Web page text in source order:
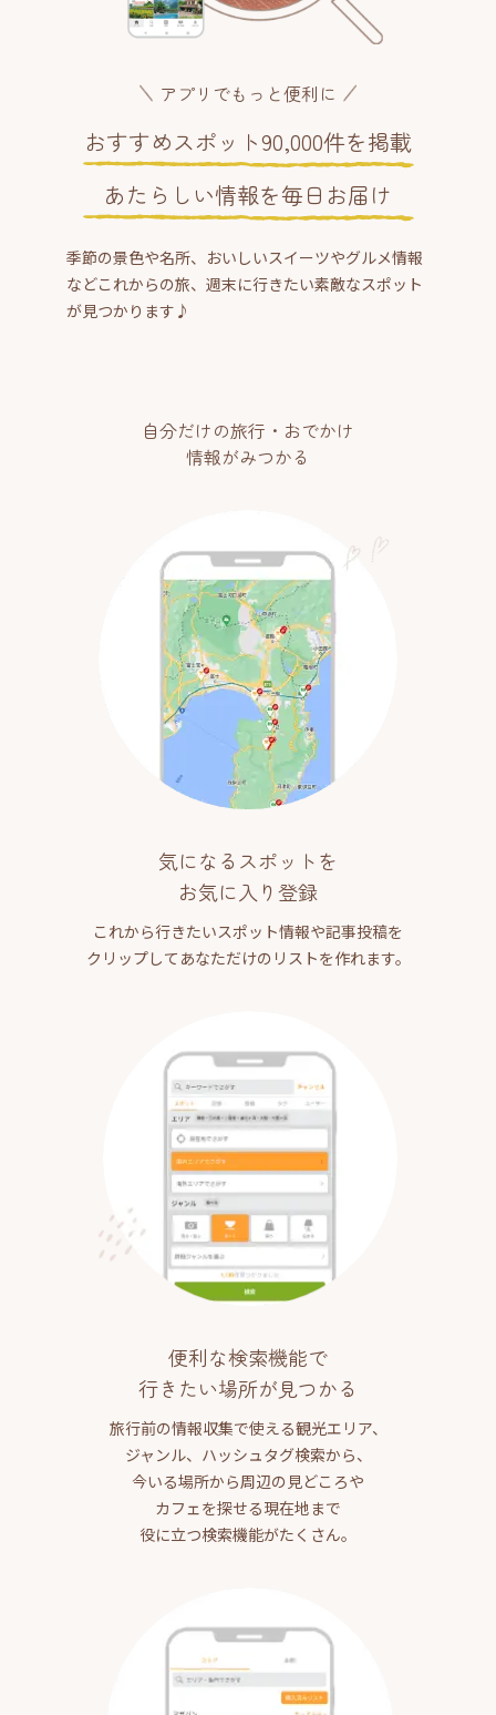
アプリでもっと便利に
おすすめスポット90,000件を掲載
あたらしい情報を毎日お届け
季節の景色や名所、おいしいスイーツやグルメ情報
などこれからの旅、週末に行きたい素敵なスポット
が見つかります♪
自分だけの旅行・おでかけ
情報がみつかる
気になるスポットを
お気に入り登録
これから行きたいスポット情報や記事投稿を
クリップしてあなただけのリストを作れます。
便利な検索機能で
行きたい場所が見つかる
旅行前の情報収集で使える観光エリア、
ジャンル、ハッシュタグ検索から、
今いる場所から周辺の見どころや
カフェを探せる現在地まで
役に立つ検索機能がたくさん。